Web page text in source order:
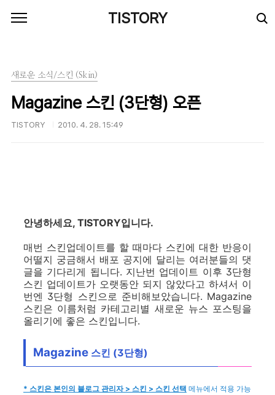
TISTORY
새로운 소식/스킨 (Skin)
Magazine 스킨 (3단형) 오픈
TISTORY 2010. 4. 28. 15:49
안녕하세요, TISTORY입니다.
매번 스킨업데이트를 할 때마다 스킨에 대한 반응이
어떨지 궁금해서 배포 공지에 달리는 여러분들의 댓
글을 기다리게 됩니다. 지난번 업데이트 이후 3단형
스킨 업데이트가 오랫동안 되지 않았다고 하셔서 이
번엔 3단형 스킨으로 준비해보았습니다. Magazine
스킨은 이름처럼 카테고리별 새로운 뉴스 포스팅을
올리기에 좋은 스킨입니다.
Magazine 스킨 (3단형)
* 스킨은 본인의 블로그 관리자 > 스킨 > 스킨 선택 메뉴에서 적용 가능